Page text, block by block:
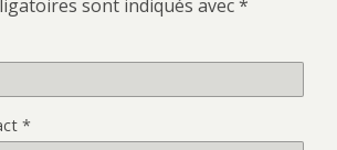
sont indiqués avec*
*